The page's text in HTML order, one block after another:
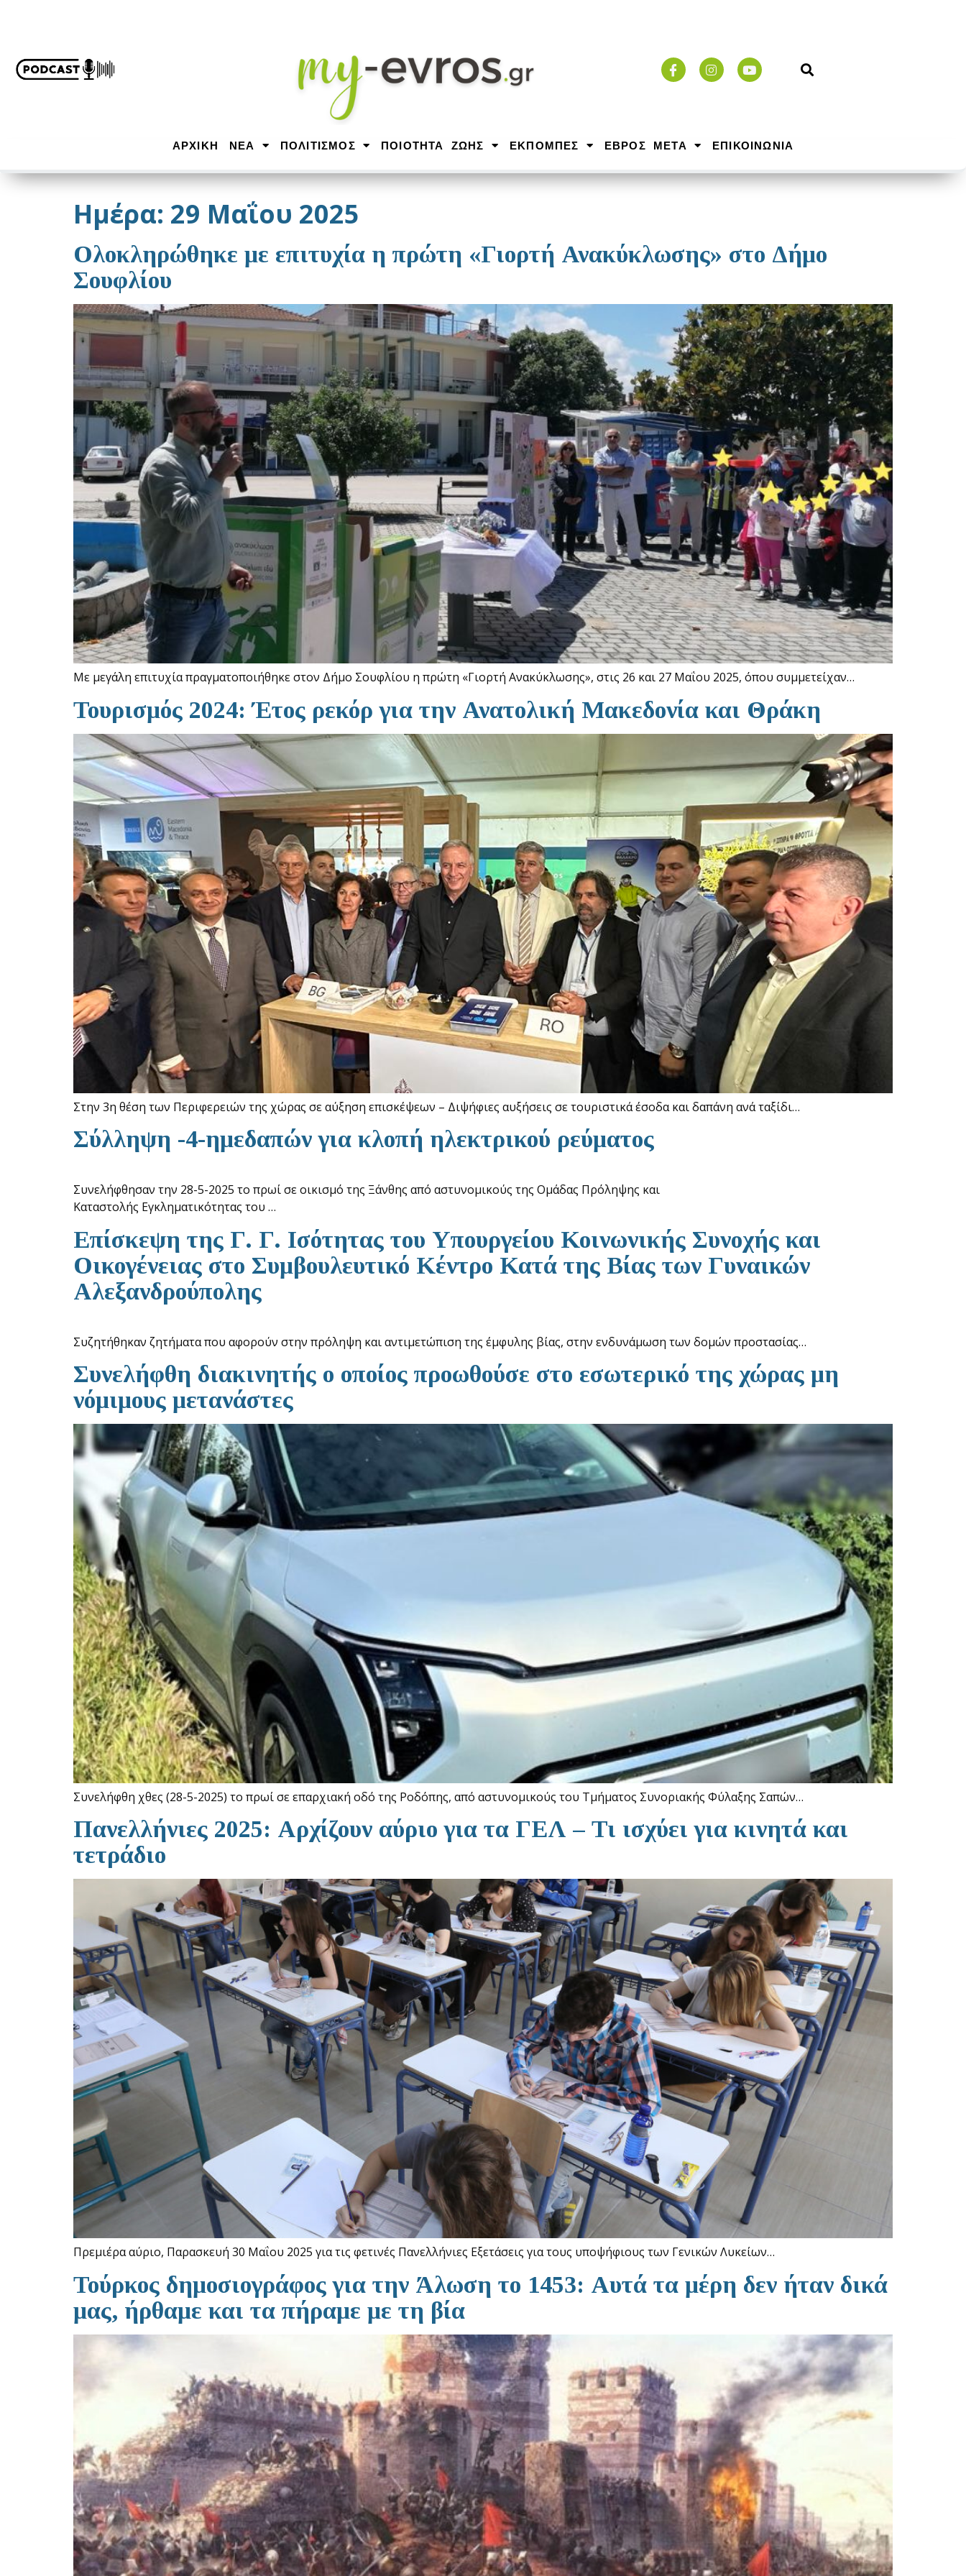
ΑΡΧΙΚΉ ΝΕΑ ΠΟΛΙΤΙΣΜΟΣ ΠΟΙΟΤΗΤΑ ΖΩΗΣ ΕΚΠΟΜΠΕΣ ΕΒΡΟΣ ΜΕΤΑ ΕΠΙΚΟΙΝΩΝΙΑ
Ημέρα: 29 Μαΐου 2025
Ολοκληρώθηκε με επιτυχία η πρώτη «Γιορτή Ανακύκλωσης» στο Δήμο
Σουφλίου
Με μεγάλη επιτυχία πραγματοποιήθηκε στον Δήμο Σουφλίου η πρώτη «Γιορτή Ανακύκλωσης», στις 26 και 27 Μαΐου 2025, όπου συμμετείχαν…
Τουρισμός 2024: Έτος ρεκόρ για την Ανατολική Μακεδονία και Θράκη
Στην 3η θέση των Περιφερειών της χώρας σε αύξηση επισκέψεων – Διψήφιες αυξήσεις σε τουριστικά έσοδα και δαπάνη ανά ταξίδι…
Σύλληψη -4-ημεδαπών για κλοπή ηλεκτρικού ρεύματος
Συνελήφθησαν την 28-5-2025 το πρωί σε οικισμό της Ξάνθης από αστυνομικούς της Ομάδας Πρόληψης και
Καταστολής Εγκληματικότητας του …
Επίσκεψη της Γ. Γ. Ισότητας του Υπουργείου Κοινωνικής Συνοχής και
Οικογένειας στο Συμβουλευτικό Κέντρο Κατά της Βίας των Γυναικών
Αλεξανδρούπολης
Συζητήθηκαν ζητήματα που αφορούν στην πρόληψη και αντιμετώπιση της έμφυλης βίας, στην ενδυνάμωση των δομών προστασίας…
Συνελήφθη διακινητής ο οποίος προωθούσε στο εσωτερικό της χώρας μη
νόμιμους μετανάστες
Συνελήφθη χθες (28-5-2025) το πρωί σε επαρχιακή οδό της Ροδόπης, από αστυνομικούς του Τμήματος Συνοριακής Φύλαξης Σαπών…
Πανελλήνιες 2025: Αρχίζουν αύριο για τα ΓΕΛ – Τι ισχύει για κινητά και
τετράδιο
Πρεμιέρα αύριο, Παρασκευή 30 Μαΐου 2025 για τις φετινές Πανελλήνιες Εξετάσεις για τους υποψήφιους των Γενικών Λυκείων…
Τούρκος δημοσιογράφος για την Άλωση το 1453: Αυτά τα μέρη δεν ήταν δικά
μας, ήρθαμε και τα πήραμε με τη βία